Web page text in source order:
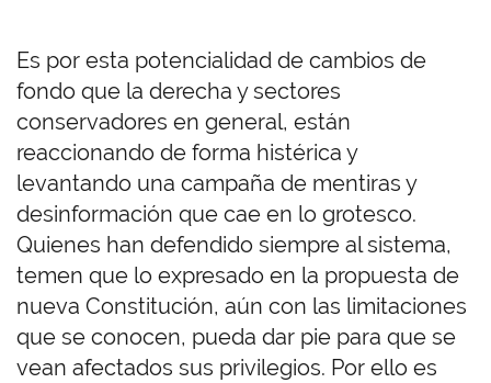
Es por esta potencialidad de cambios de
fondo que la derecha y sectores
conservadores en general, están
reaccionando de forma histérica y
levantando una campaña de mentiras y
desinformación que cae en lo grotesco.
Quienes han defendido siempre al sistema,
temen que lo expresado en la propuesta de
nueva Constitución, aún con las limitaciones
que se conocen, pueda dar pie para que se
vean afectados sus privilegios. Por ello es